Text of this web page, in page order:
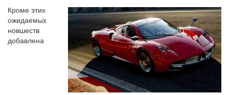
Кроме этих
ожидаемых
новшеств
добавлена